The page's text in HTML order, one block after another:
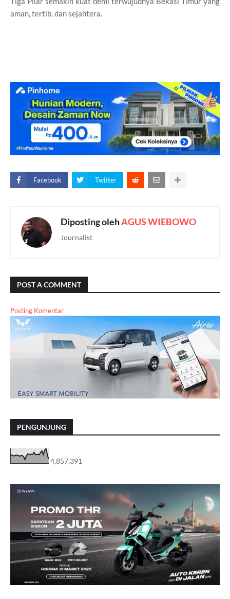
aman, tertib, dan sejahtera.
Facebook Twitter
Diposting olehAGUS WIEBOWO
Journalist
POST A COMMENT
Posting Komentar
PENGUNJUNG
4,857,391